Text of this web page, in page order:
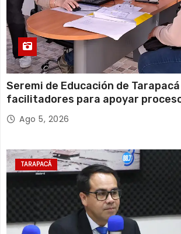
Seremi de Educación de
facilitadores para apoyar
Escolar 2027
Ago 5, 2026
TARAPACÁ